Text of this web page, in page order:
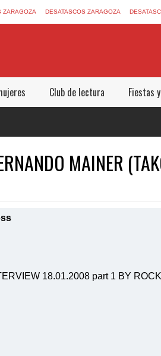
ZARAGOZA DESATASCOS ZARAGOZA
Club de lectura Fiestas
MAINER
18.01.2008 part 1 BY